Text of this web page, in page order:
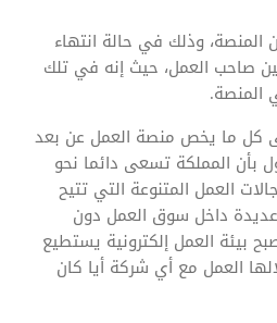
المنصة، وذلك في حالة انتهاء
صاحب العمل، حيث إنه في تلك
المنصة.
كل ما يخص منصة العمل عن بعد
بأن المملكة تسعى دائما نحو
العمل المتنوعة التي تتيح
داخل سوق العمل دون
بيئة العمل إلكترونية يستطيع
العمل مع أي شركة أيا كان